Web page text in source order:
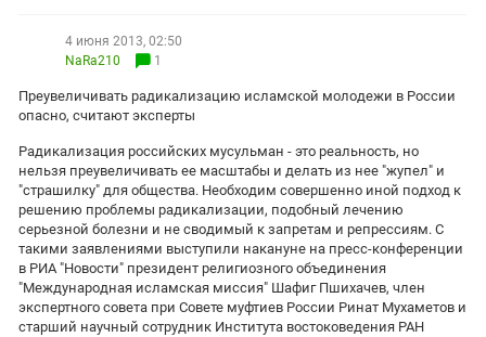
Ингушетия
Калмыкия
Карачаево-Черкесия
Краснодарский край
Нагорный Карабах
Российская Федерация
Ростовская область
Северная Осетия - Алания
4 июня 2013, 02:50
NaRa210
1
Преувеличивать радикализацию исламской молодежи в России
опасно, считают эксперты
Радикализация российских мусульман - это реальность, но
нельзя преувеличивать ее масштабы и делать из нее "жупел" и
"страшилку" для общества. Необходим совершенно иной подход к
решению проблемы радикализации, подобный лечению
серьезной болезни и не сводимый к запретам и репрессиям. С
такими заявлениями выступили накануне на пресс-конференции
в РИА "Новости" президент религиозного объединения
"Международная исламская миссия" Шафиг Пшихачев, член
экспертного совета при Совете муфтиев России Ринат Мухаметов и
старший научный сотрудник Института востоковедения РАН